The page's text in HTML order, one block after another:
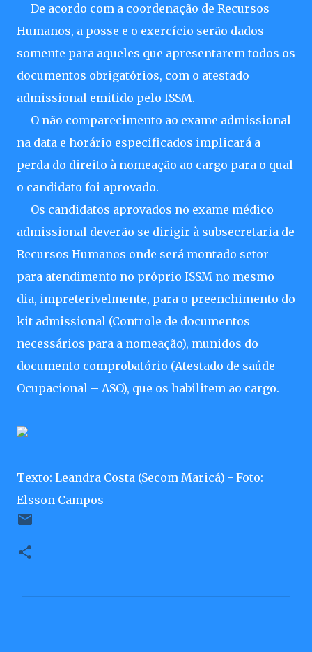
De acordo com a coordenação de Recursos
Humanos, a posse e o exercício serão dados
somente para aqueles que apresentarem todos os
documentos obrigatórios, com o atestado
admissional emitido pelo ISSM.
O não comparecimento ao exame admissional
na data e horário especificados implicará a
perda do direito à nomeação ao cargo para o qual
o candidato foi aprovado.
Os candidatos aprovados no exame médico
admissional deverão se dirigir à subsecretaria de
Recursos Humanos onde será montado setor
para atendimento no próprio ISSM no mesmo
dia, impreterivelmente, para o preenchimento do
kit admissional (Controle de documentos
necessários para a nomeação), munidos do
documento comprobatório (Atestado de saúde
Ocupacional – ASO), que os habilitem ao cargo.
Texto: Leandra Costa (Secom Maricá) - Foto:
Elsson Campos